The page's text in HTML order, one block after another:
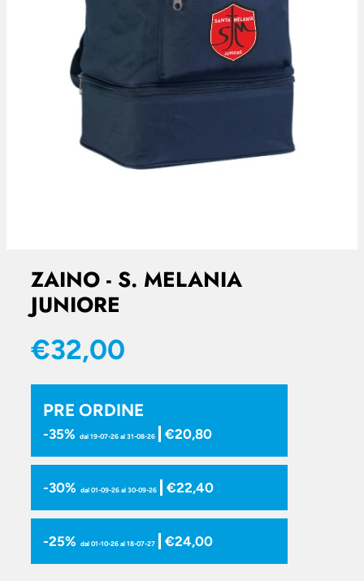
ZAINO - S. MELANIA
JUNIORE
€32,00
PRE ORDINE
-35% dal 19-07-26 al 31-08-26 €20,80
-30% dal 01-09-26 al 30-09-26 €22,40
-25% dal 01-10-26 al 18-07-27 €24,00